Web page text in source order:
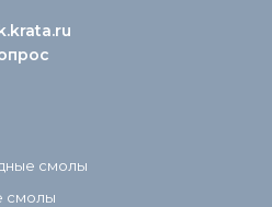
смолы
смолы